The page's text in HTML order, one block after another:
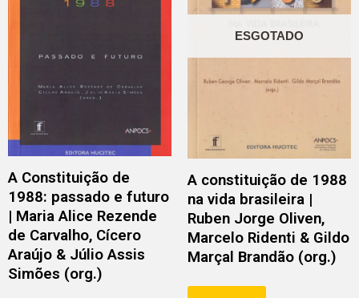
A Constituição de
1988: passado e futuro
| Maria Alice Rezende
de Carvalho, Cícero
Araújo & Júlio Assis
Simões (org.)
ESGOTADO
A constituição de 1988
na vida brasileira |
Ruben Jorge Oliven,
Marcelo Ridenti & Gildo
Marçal Brandão (org.)